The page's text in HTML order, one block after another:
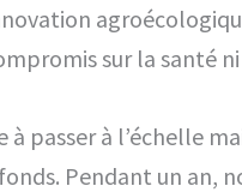
sur la santé
passer à l’échelle
Pendant un an,